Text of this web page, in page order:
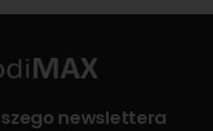
newslettera